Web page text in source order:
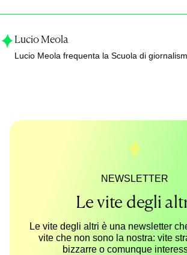
Lucio Meola
Lucio Meola frequenta la Scuola di
NEWSLETTER
Le vite degli
Le vite degli altri è una newsletter
vite che non sono la nostra: vite
bizzarre o comunque